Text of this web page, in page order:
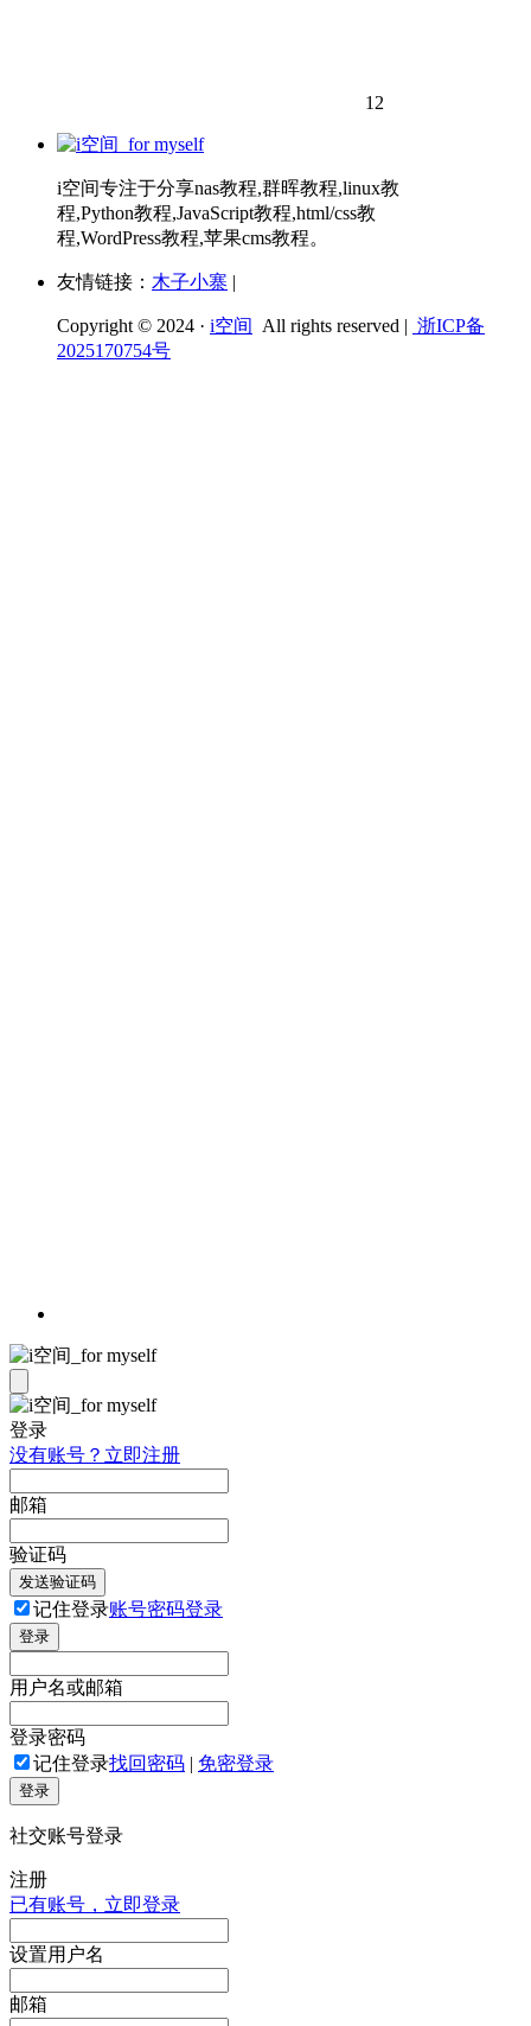
12
i空间专注于分享nas教程,群晖教程,linux教
程,Python教程,JavaScript教程,html/css教
程,WordPress教程,苹果cms教程。
友情链接： 木子小寨 |
Copyright © 2024 · i空间 All rights reserved | 浙ICP备
2025170754号
登录
没有账号？立即注册
邮箱
验证码
发送验证码
记住登录账号密码登录
登录
用户名或邮箱
登录密码
记住登录找回密码 | 免密登录
登录
社交账号登录
注册
已有账号，立即登录
设置用户名
邮箱